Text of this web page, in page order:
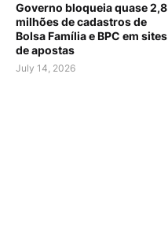
Governo bloqueia quase 2,8
milhões de cadastros de
Bolsa Família e BPC em sites
de apostas
July 14, 2026